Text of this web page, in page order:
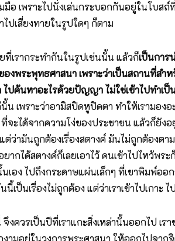
มือ เพราะไปนั่งเล่นกระบอกกันอยู่ในโบสถ์
ปเสี่ยงทายในรูปใดๆ ก็ตาม
ที่เรากระทำกันในรูปเช่นนั้น แล้วก็เป็นการ
งพระพุทธศาสนา เพราะว่าเป็นสถานที่สำ
ไปค้นหาอะไรด้วยปัญญา ไม่ใช่เข้าไปทำเป็
น เพราะว่าอามิสปิดหูปิดตา ทำให้เรามองอ
จะได้จากความโง่ของประชาชน แล้วก็ยัง
ว่ามันถูกต้องเรื่องสตางค์ มันไม่ถูกต้องตา
ากได้สตางค์ก็เลยเอาไว้ คนเข้าไปไหว้พระ
เอง ไปถึงกระดาษแผ่นเล็กๆ ที่เขาพิมพ์ออ
เป็นเรื่องไม่ถูกต้อง แต่ว่าเราเข้าไปเกาะ
ควรเป็นปีที่เราแกะสิ่งเหล่านั้นออกไป เร
งามอยู่ในวงการพระศาสนา ให้ออกไปจาก